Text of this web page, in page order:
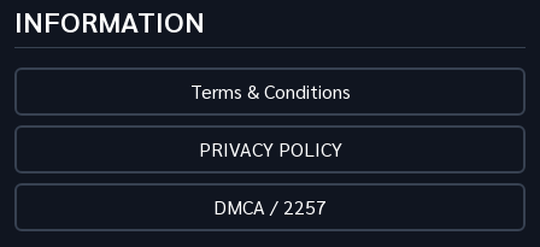
INFORMATION
Terms & Conditions
PRIVACY POLICY
DMCA / 2257